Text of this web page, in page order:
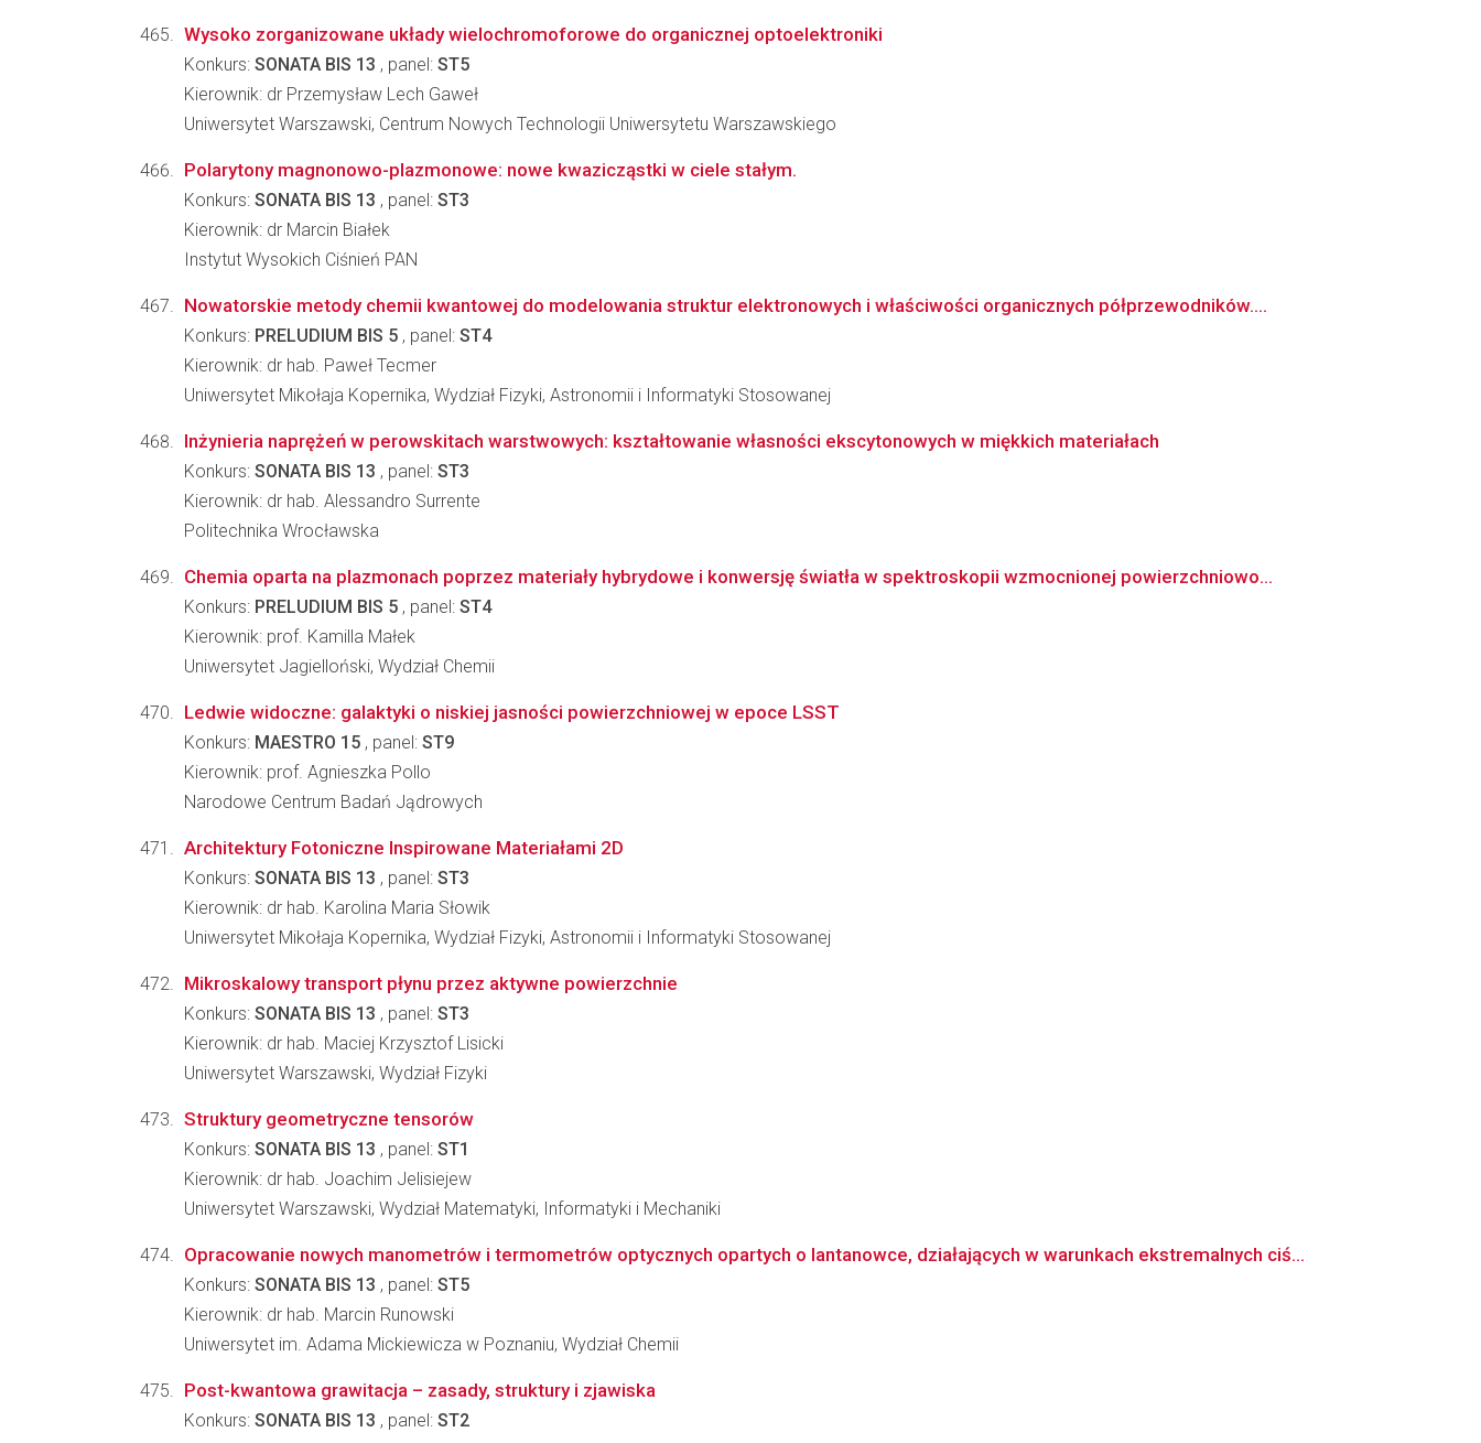
Wysoko zorganizowane układy wielochromoforowe do organicznej optoelektroniki
Konkurs: SONATA BIS 13 , panel: ST5
Kierownik: dr Przemysław Lech Gaweł
Uniwersytet Warszawski, Centrum Nowych Technologii Uniwersytetu Warszawskiego
Polarytony magnonowo-plazmonowe: nowe kwazicząstki w ciele stałym.
Konkurs: SONATA BIS 13 , panel: ST3
Kierownik: dr Marcin Białek
Instytut Wysokich Ciśnień PAN
Nowatorskie metody chemii kwantowej do modelowania struktur elektronowych i właściwości organicznych półprzewodników....
Konkurs: PRELUDIUM BIS 5 , panel: ST4
Kierownik: dr hab. Paweł Tecmer
Uniwersytet Mikołaja Kopernika, Wydział Fizyki, Astronomii i Informatyki Stosowanej
Inżynieria naprężeń w perowskitach warstwowych: kształtowanie własności ekscytonowych w miękkich materiałach
Konkurs: SONATA BIS 13 , panel: ST3
Kierownik: dr hab. Alessandro Surrente
Politechnika Wrocławska
Chemia oparta na plazmonach poprzez materiały hybrydowe i konwersję światła w spektroskopii wzmocnionej powierzchniowo...
Konkurs: PRELUDIUM BIS 5 , panel: ST4
Kierownik: prof. Kamilla Małek
Uniwersytet Jagielloński, Wydział Chemii
Ledwie widoczne: galaktyki o niskiej jasności powierzchniowej w epoce LSST
Konkurs: MAESTRO 15 , panel: ST9
Kierownik: prof. Agnieszka Pollo
Narodowe Centrum Badań Jądrowych
Architektury Fotoniczne Inspirowane Materiałami 2D
Konkurs: SONATA BIS 13 , panel: ST3
Kierownik: dr hab. Karolina Maria Słowik
Uniwersytet Mikołaja Kopernika, Wydział Fizyki, Astronomii i Informatyki Stosowanej
Mikroskalowy transport płynu przez aktywne powierzchnie
Konkurs: SONATA BIS 13 , panel: ST3
Kierownik: dr hab. Maciej Krzysztof Lisicki
Uniwersytet Warszawski, Wydział Fizyki
Struktury geometryczne tensorów
Konkurs: SONATA BIS 13 , panel: ST1
Kierownik: dr hab. Joachim Jelisiejew
Uniwersytet Warszawski, Wydział Matematyki, Informatyki i Mechaniki
Opracowanie nowych manometrów i termometrów optycznych opartych o lantanowce, działających w warunkach ekstremalnych ciś...
Konkurs: SONATA BIS 13 , panel: ST5
Kierownik: dr hab. Marcin Runowski
Uniwersytet im. Adama Mickiewicza w Poznaniu, Wydział Chemii
Post-kwantowa grawitacja – zasady, struktury i zjawiska
Konkurs: SONATA BIS 13 , panel: ST2